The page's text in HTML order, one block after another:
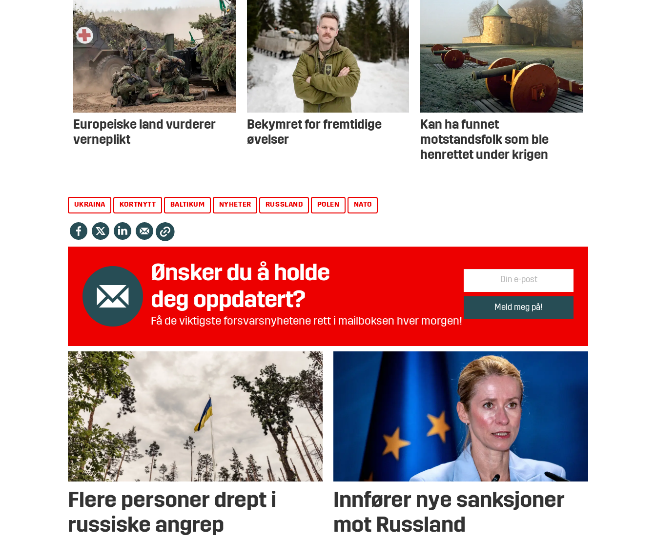
Europeiske land vurderer
verneplikt
Bekymret for fremtidige
øvelser
Kan ha funnet
motstandsfolk som ble
henrettet under krigen
UKRAINA KORTNYTT BALTIKUM NYHETER RUSSLAND POLEN NATO
Ønsker du å holde
deg oppdatert?
Få de viktigste forsvarsnyhetene rett i mailboksen hver morgen!
Flere personer drept i
russiske angrep
Innfører nye sanksjoner
mot Russland